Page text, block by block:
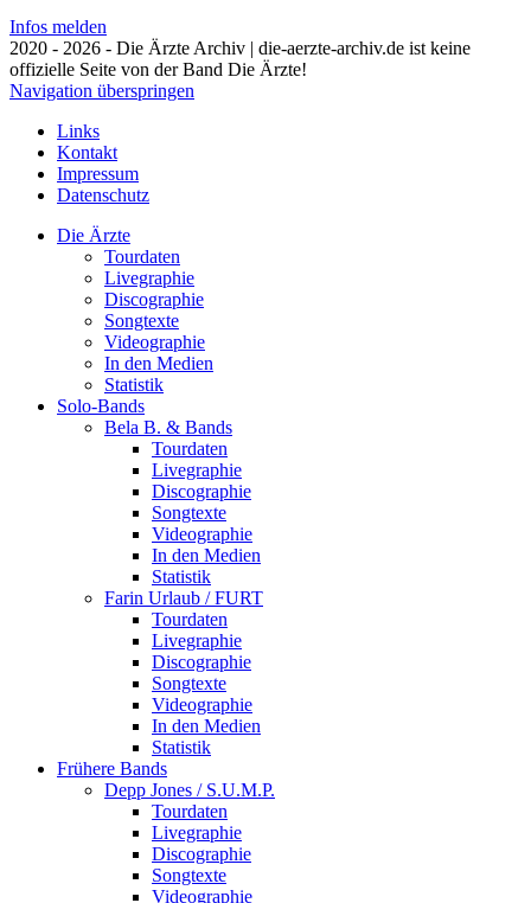
Infos melden
2020 - 2026 - Die Ärzte Archiv | die-aerzte-archiv.de ist keine
offizielle Seite von der Band Die Ärzte!
Navigation überspringen
Links
Kontakt
Impressum
Datenschutz
Die Ärzte
Tourdaten
Livegraphie
Discographie
Songtexte
Videographie
In den Medien
Statistik
Solo-Bands
Bela B. & Bands
Tourdaten
Livegraphie
Discographie
Songtexte
Videographie
In den Medien
Statistik
Farin Urlaub / FURT
Tourdaten
Livegraphie
Discographie
Songtexte
Videographie
In den Medien
Statistik
Frühere Bands
Depp Jones / S.U.M.P.
Tourdaten
Livegraphie
Discographie
Songtexte
Videographie